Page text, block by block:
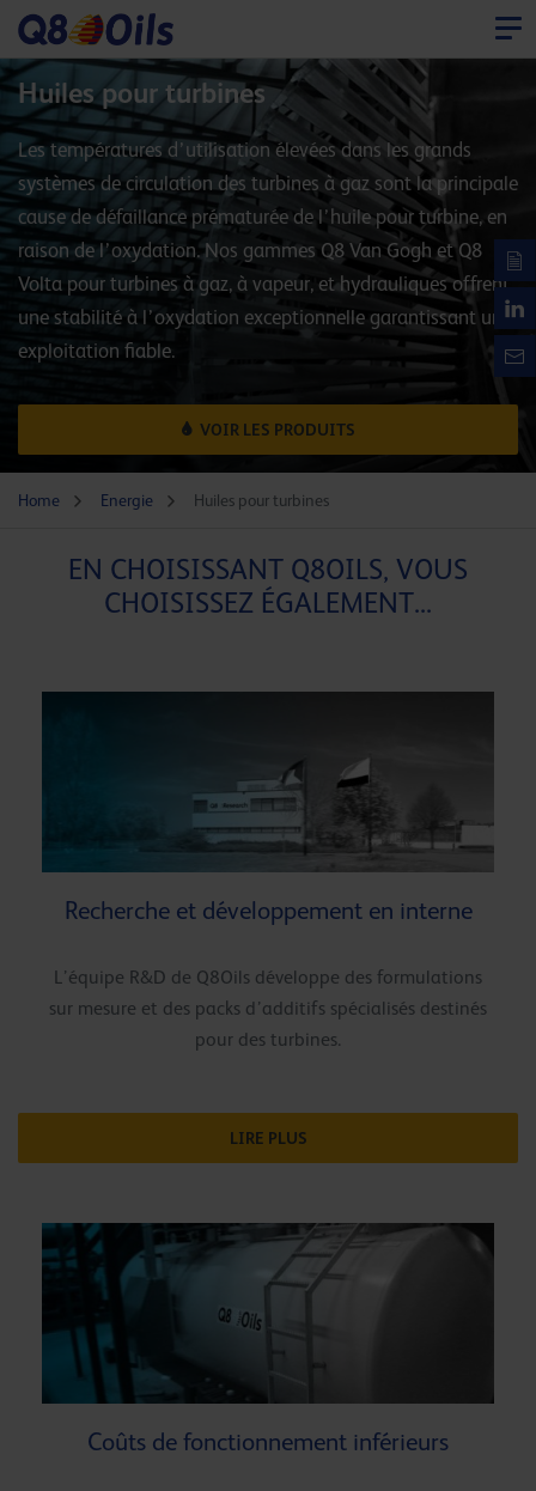
Huiles pour turbines
Les températures d’utilisation élevées dans les grands
systèmes de circulation des turbines à gaz sont la principale
cause de défaillance prématurée de l’huile pour turbine, en
raison de l’oxydation. Nos gammes Q8 Van Gogh et Q8
Volta pour turbines à gaz, à vapeur, et hydrauliques offrent
une stabilité à l’oxydation exceptionnelle garantissant une
exploitation fiable.
VOIR LES PRODUITS
Home Energie Huiles pour turbines
EN CHOISISSANT Q8OILS, VOUS
CHOISISSEZ ÉGALEMENT...
Recherche et développement en interne
L’équipe R&D de Q8Oils développe des formulations
sur mesure et des packs d’additifs spécialisés destinés
pour des turbines.
LIRE PLUS
Coûts de fonctionnement inférieurs